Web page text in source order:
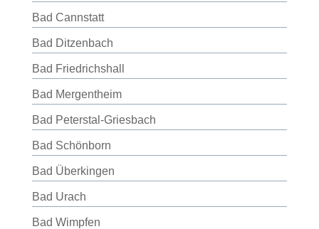
Bad Cannstatt
Bad Ditzenbach
Bad Friedrichshall
Bad Mergentheim
Bad Peterstal-Griesbach
Bad Schönborn
Bad Überkingen
Bad Urach
Bad Wimpfen